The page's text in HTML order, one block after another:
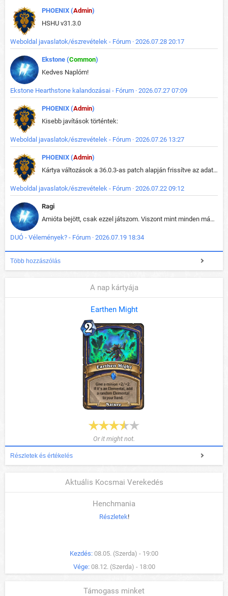
PHOENIX (Admin)
HSHU v31.3.0
Weboldal javaslatok/észrevételek - Fórum · 2026.07.28 20:17
Ekstone (Common)
Kedves Naplóm!
Ekstone Hearthstone kalandozásai - Fórum · 2026.07.27 07:09
PHOENIX (Admin)
Kisebb javítások történtek:
Weboldal javaslatok/észrevételek - Fórum · 2026.07.26 13:27
PHOENIX (Admin)
Kártya változások a 36.0.3-as patch alapján frissítve az adatbázisban (képek is cserélve).
Weboldal javaslatok/észrevételek - Fórum · 2026.07.22 09:12
Ragi
Amióta bejött, csak ezzel játszom. Viszont mint minden más - akár az alapjáték is, ez is baromira összetett lett. Néha már pár kör után is esélytelen az egész. Vagy irreállisan túltápol valaki, vagy lelép a partner, vagy csak hülye mint a segg. És amikor eljönne az én időm, na akkor jön el mindenki másé is. Engem jobban érdekelne, hogy ki milyen ratingen szokott játszani. Na ez lenne egy érdekes adat.
DUÓ - Vélemények? - Fórum · 2026.07.19 18:34
Több hozzászólás
A nap kártyája
Earthen Might
Or it might not.
Részletek és értékelés
Aktuális Kocsmai Verekedés
Henchmania
Részletek!
Kezdés: 08.05. (Szerda) - 19:00
Vége: 08.12. (Szerda) - 18:00
Támogass minket